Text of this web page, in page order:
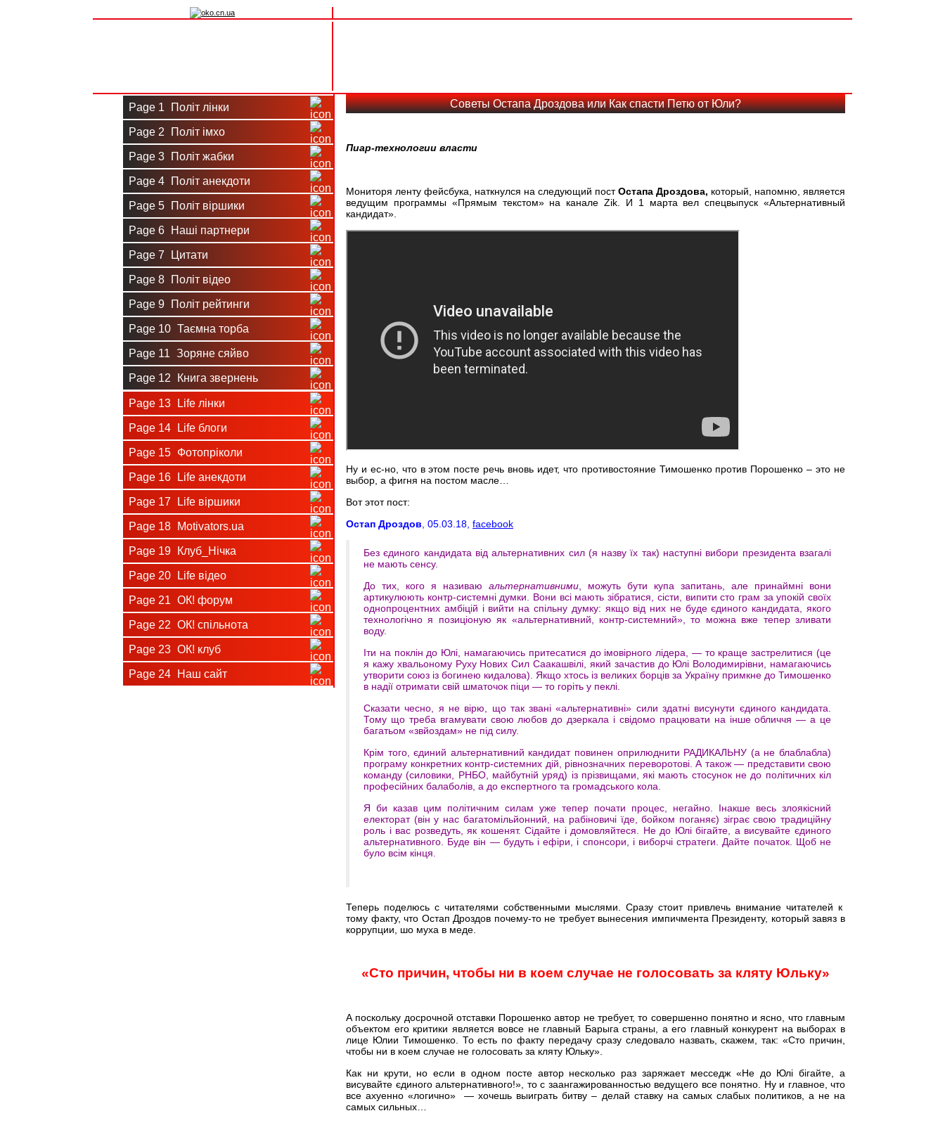
Page 1 Політ лінки
Page 2 Політ імхо
Page 3 Політ жабки
Page 4 Політ анекдоти
Page 5 Політ віршики
Page 6 Наші партнери
Page 7 Цитати
Page 8 Політ відео
Page 9 Політ рейтинги
Page 10 Таємна торба
Page 11 Зоряне сяйво
Page 12 Книга звернень
Page 13 Life лінки
Page 14 Life блоги
Page 15 Фотопріколи
Page 16 Life анекдоти
Page 17 Life віршики
Page 18 Motivators.ua
Page 19 Клуб_Нічка
Page 20 Life відео
Page 21 ОК! форум
Page 22 ОК! спільнота
Page 23 ОК! клуб
Page 24 Наш сайт
Советы Остапа Дроздова или Как спасти Петю от Юли?
Пиар-технологии власти
Мониторя ленту фейсбука, наткнулся на следующий постОстапа Дроздова, который, напомню, является
ведущим программы «Прямым текстом» на канале Zik. И 1 марта вел спецвыпуск «Альтернативный
кандидат».
Ну и ес-но, что в этом посте речь вновь идет, что противостояние Тимошенко против Порошенко – это не
выбор, а фигня на постом масле…
Вот этот пост:
Остап Дроздов , 05.03.18, facebook
Без єдиного кандидата від альтернативних сил (я назву їх так) наступні вибори президента взагалі
не мають сенсу.
До тих, кого я називаю альтернативними , можуть бути купа запитань, але принаймні вони
артикулюють контр-системні думки. Вони всі мають зібратися, сісти, випити сто грам за упокій своїх
однопроцентних амбіцій і вийти на спільну думку: якщо від них не буде єдиного кандидата, якого
технологічно я позиціоную як «альтернативний, контр-системний», то можна вже тепер зливати
воду.
Іти на поклін до Юлі, намагаючись притесатися до імовірного лідера, — то краще застрелитися (це
я кажу хвальоному Руху Нових Сил Саакашвілі, який зачастив до Юлі Володимирівни, намагаючись
утворити союз із богинею кидалова). Якщо хтось із великих борців за Україну примкне до Тимошенко
в надії отримати свій шматочок піци — то горіть у пеклі.
Сказати чесно, я не вірю, що так звані «альтернативні» сили здатні висунути єдиного кандидата.
Тому що треба вгамувати свою любов до дзеркала і свідомо працювати на інше обличчя — а це
багатьом «звйоздам» не під силу.
Крім того, єдиний альтернативний кандидат повинен оприлюднити РАДИКАЛЬНУ (а не блаблабла)
програму конкретних контр-системних дій, рівнозначних переворотові. А також — представити свою
команду (силовики, РНБО, майбутній уряд) із прізвищами, які мають стосунок не до політичних кіл
професійних балаболів, а до експертного та громадського кола.
Я би казав цим політичним силам уже тепер почати процес, негайно. Інакше весь злоякісний
електорат (він у нас багатомільйонний, на рабіновичі їде, бойком поганяє) зіграє свою традиційну
роль і вас розведуть, як кошенят. Сідайте і домовляйтеся. Не до Юлі бігайте, а висувайте єдиного
альтернативного. Буде він — будуть і ефіри, і спонсори, і виборчі стратеги. Дайте початок. Щоб не
було всім кінця.
Теперь поделюсь с читателями собственными мыслями. Сразу стоит привлечь внимание читателей к
тому факту, что Остап Дроздов почему-то не требует вынесения импичмента Президенту, который завяз в
коррупции, шо муха в меде.
«Сто причин, чтобы ни в коем случае не голосовать за кляту Юльку»
А поскольку досрочной отставки Порошенко автор не требует, то совершенно понятно и ясно, что главным
объектом его критики является вовсе не главный Барыга страны, а его главный конкурент на выборах в
лице Юлии Тимошенко. То есть по факту передачу сразу следовало назвать, скажем, так: «Сто причин,
чтобы ни в коем случае не голосовать за кляту Юльку».
Как ни крути, но если в одном посте автор несколько раз заряжает месседж «Не до Юлі бігайте, а
висувайте єдиного альтернативного!», то с заангажированностью ведущего все понятно. Ну и главное, что
все ахуенно «логично» — хочешь выиграть битву – делай ставку на самых слабых политиков, а не на
самых сильных…